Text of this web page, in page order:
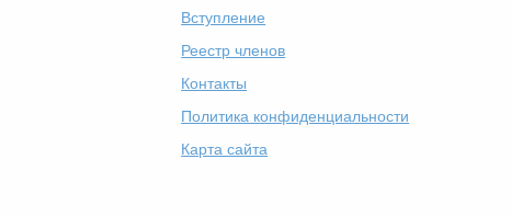
Вступление
Реестр членов
Контакты
Политика конфиденциальности
Карта сайта